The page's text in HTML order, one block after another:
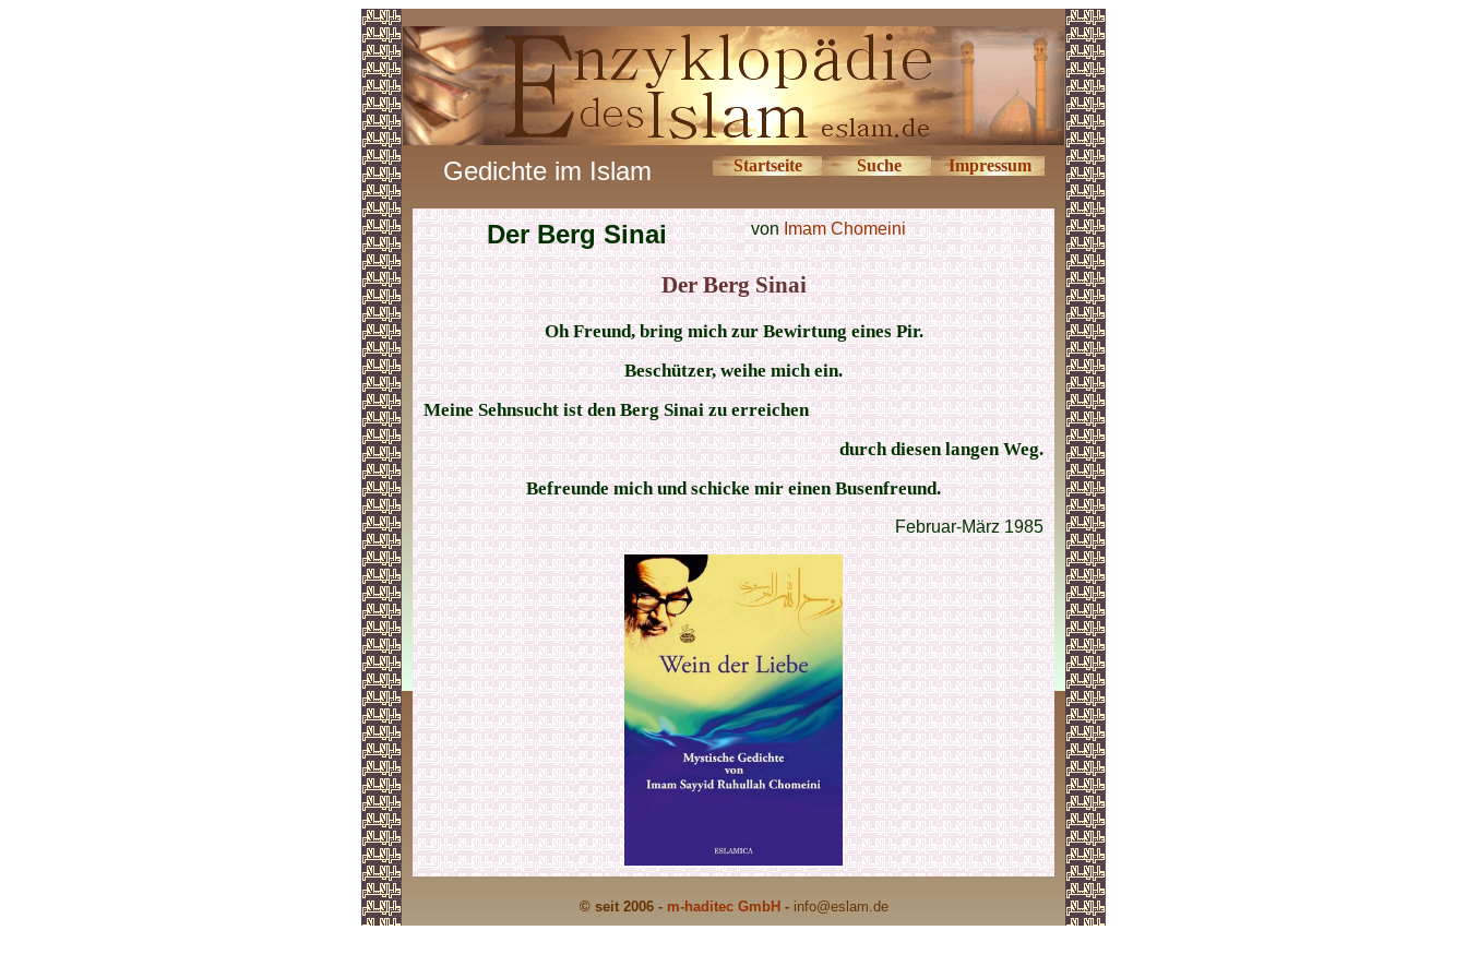
Gedichte im Islam Startseite Suche Impressum
Der Berg Sinai vonImam Chomeini
Der Berg Sinai
Oh Freund, bring mich zur Bewirtung eines Pir.
Beschützer, weihe mich ein.
Meine Sehnsucht ist den Berg Sinai zu erreichen
durch diesen langen Weg.
Befreunde mich und schicke mir einen Busenfreund.
Februar-März 1985
© seit 2006 - m-haditec GmbH - info@eslam.de